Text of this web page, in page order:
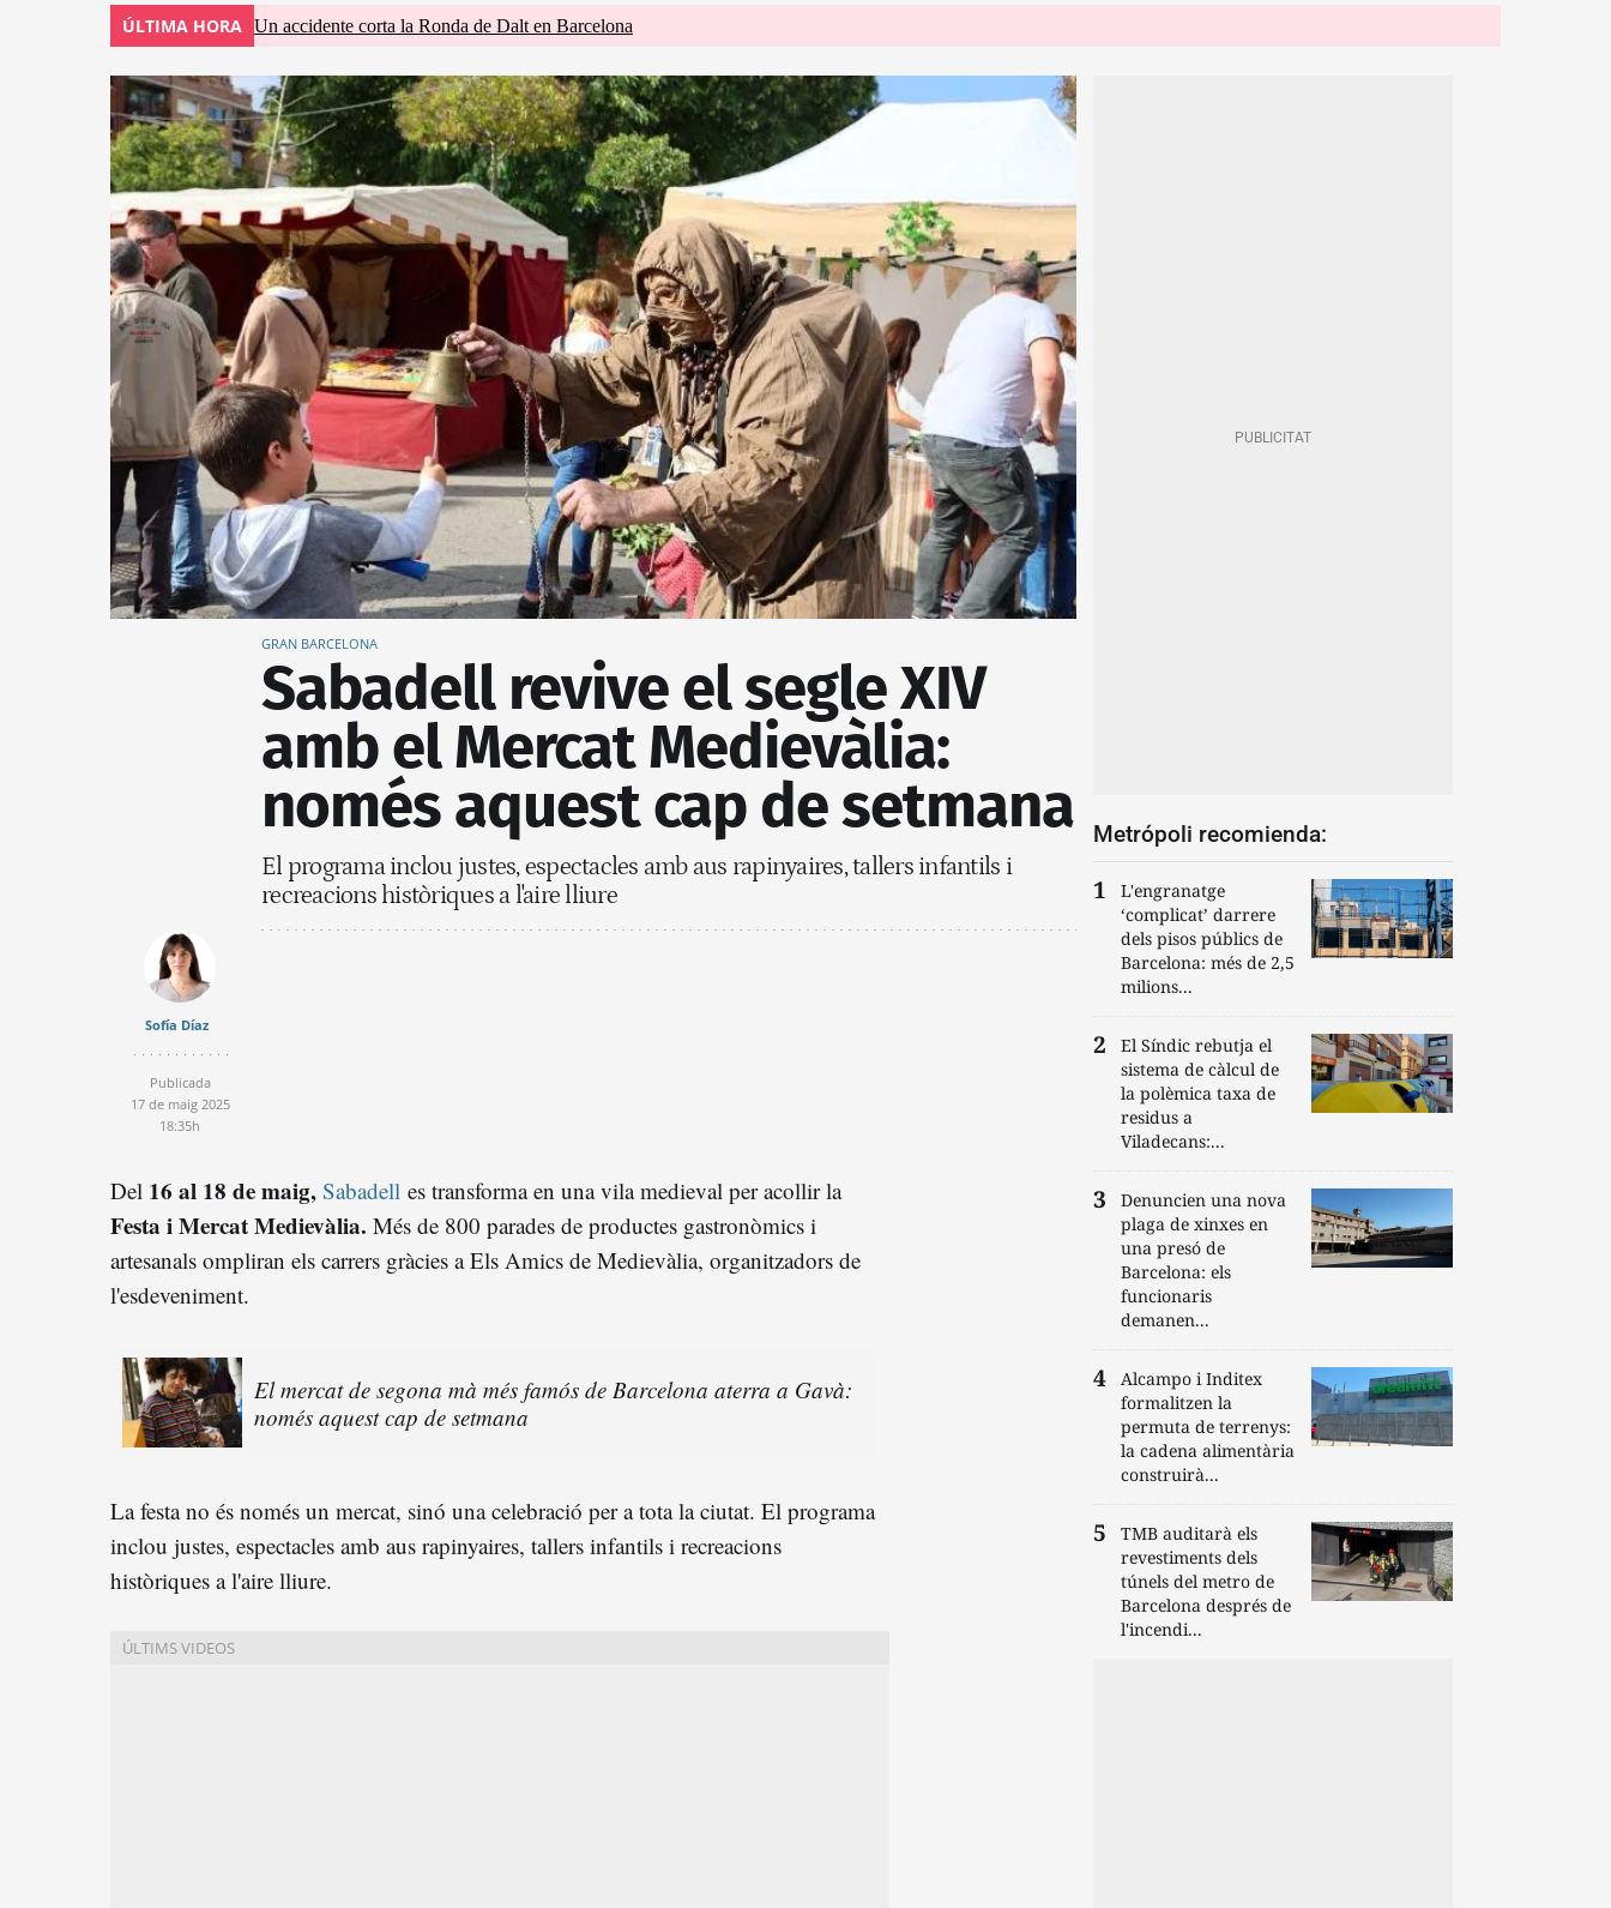
ÚLTIMA HORA Un accidente corta la Ronda de Dalt en Barcelona
GRAN BARCELONA
Sabadell revive el segle XIV
amb el Mercat Medievàlia:
només aquest cap de setmana
El programa inclou justes, espectacles amb aus rapinyaires, tallers infantils i
recreacions històriques a l'aire lliure
Sofía Díaz
Publicada
17 de maig 2025
18:35h
Del 16 al 18 de maig, Sabadell es transforma en una vila medieval per acollir la
Festa i Mercat Medievàlia. Més de 800 parades de productes gastronòmics i
artesanals ompliran els carrers gràcies a Els Amics de Medievàlia, organitzadors de
l'esdeveniment.
El mercat de segona mà més famós de Barcelona aterra a Gavà:
només aquest cap de setmana
La festa no és només un mercat, sinó una celebració per a tota la ciutat. El programa
inclou justes, espectacles amb aus rapinyaires, tallers infantils i recreacions
històriques a l'aire lliure.
Metrópoli recomienda:
L'engranatge
‘complicat’ darrere
dels pisos públics de
Barcelona: més de 2,5
milions...
El Síndic rebutja el
sistema de càlcul de
la polèmica taxa de
residus a
Viladecans:...
Denuncien una nova
plaga de xinxes en
una presó de
Barcelona: els
funcionaris
demanen...
Alcampo i Inditex
formalitzen la
permuta de terrenys:
la cadena alimentària
construirà...
TMB auditarà els
revestiments dels
túnels del metro de
Barcelona després de
l'incendi...